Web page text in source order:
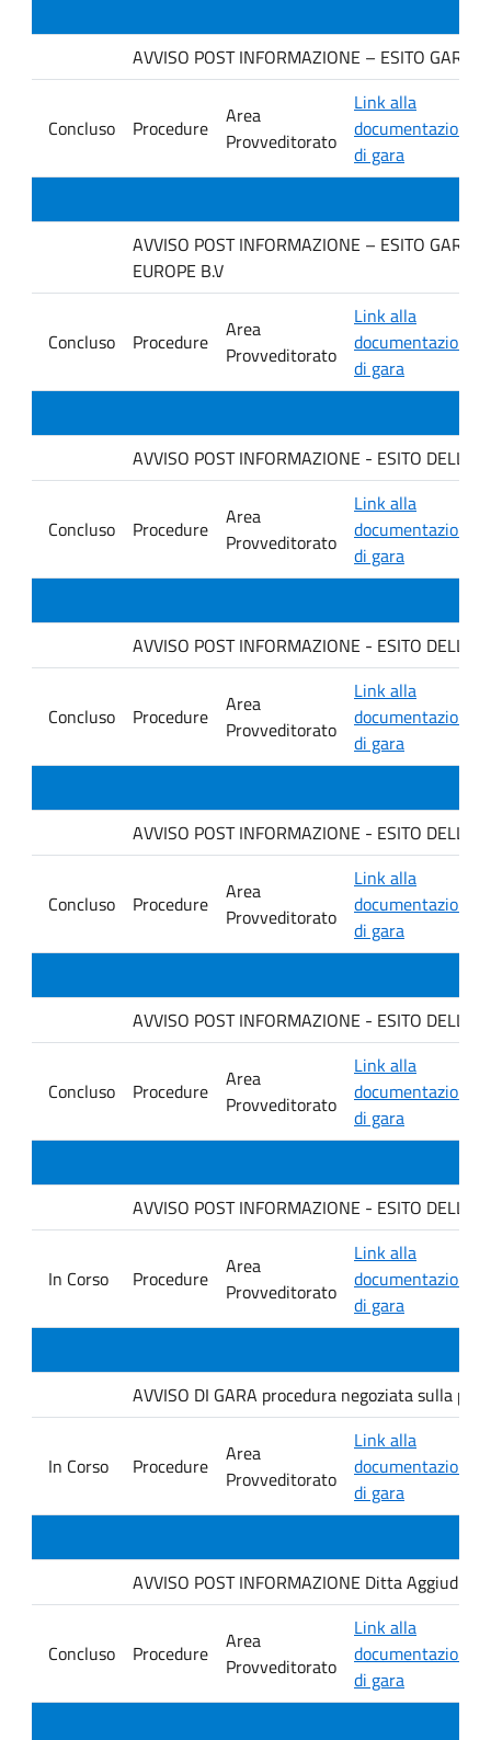
AVVISO POST INFORMAZIONE – ESITO GARA
Concluso Procedure
Area
Provveditorato
Link alla
documentazione
di gara
AVVISO POST INFORMAZIONE – ESITO GARA
EUROPE B.V
Concluso Procedure
Area
Provveditorato
Link alla
documentazione
di gara
AVVISO POST INFORMAZIONE - ESITO
Concluso Procedure
Area
Provveditorato
Link alla
documentazione
di gara
AVVISO POST INFORMAZIONE - ESITO
Concluso Procedure
Area
Provveditorato
Link alla
documentazione
di gara
AVVISO POST INFORMAZIONE - ESITO
Concluso Procedure
Area
Provveditorato
Link alla
documentazione
di gara
AVVISO POST INFORMAZIONE - ESITO
Concluso Procedure
Area
Provveditorato
Link alla
documentazione
di gara
AVVISO POST INFORMAZIONE - ESITO
In Corso Procedure
Area
Provveditorato
Link alla
documentazione
di gara
AVVISO DI GARA procedura negoziata sulla
In Corso Procedure
Area
Provveditorato
Link alla
documentazione
di gara
AVVISO POST INFORMAZIONE Ditta
Concluso Procedure
Area
Provveditorato
Link alla
documentazione
di gara